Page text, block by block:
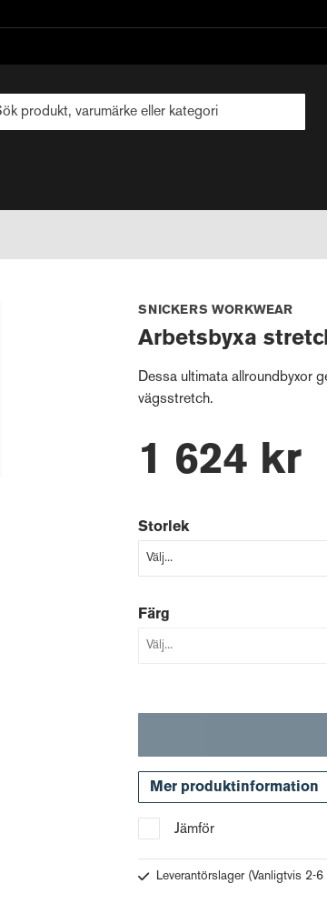
SNICKERS WORKWEAR
Arbetsbyxa
Dessa ultimata allroundbyxor
vägsstretch.
1 624 kr
Storlek
Färg
Mer produktinformation
Jämför
Leverantörslager (Vanligtvis 2-